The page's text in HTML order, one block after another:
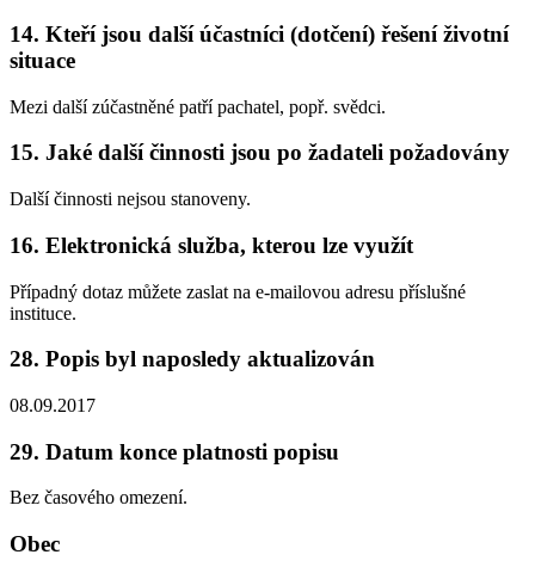
14. Kteří jsou další účastníci (dotčení) řešení životní
situace
Mezi další zúčastněné patří pachatel, popř. svědci.
15. Jaké další činnosti jsou po žadateli požadovány
Další činnosti nejsou stanoveny.
16. Elektronická služba, kterou lze využít
Případný dotaz můžete zaslat na e-mailovou adresu příslušné
instituce.
28. Popis byl naposledy aktualizován
08.09.2017
29. Datum konce platnosti popisu
Bez časového omezení.
Obec